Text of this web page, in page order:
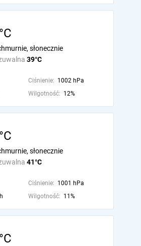
39°C
słonecznie
Ciśnienie: 1002 hPa
Wilgotność: 12%
41°C
słonecznie
Ciśnienie: 1001 hPa
Wilgotność: 11%